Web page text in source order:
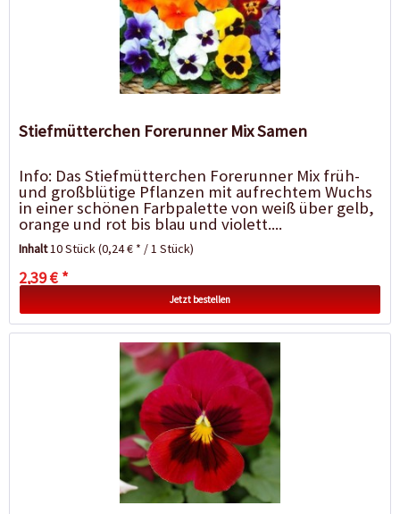
Stiefmütterchen Forerunner Mix Samen
Info: Das Stiefmütterchen Forerunner Mix früh-
und großblütige Pflanzen mit aufrechtem Wuchs
in einer schönen Farbpalette von weiß über gelb,
orange und rot bis blau und violett....
Inhalt10 Stück(0,24 € * / 1 Stück)
2,39 € *
Jetzt bestellen